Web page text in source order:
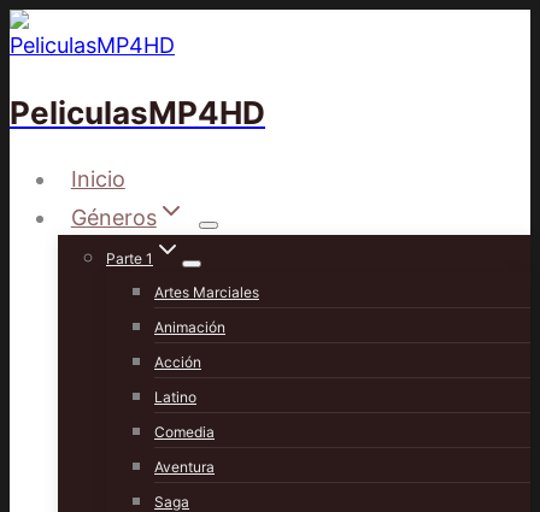
Saltar
al
PeliculasMP4HD
Inicio
Géneros
Parte 1
Artes Marciales
Animación
Acción
Latino
Comedia
Aventura
Saga